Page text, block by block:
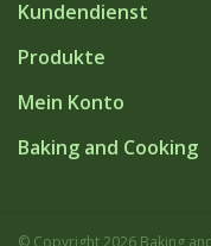
Kundendienst
Produkte
Mein Konto
Baking and Cooking
© Copyright 2026 Baking